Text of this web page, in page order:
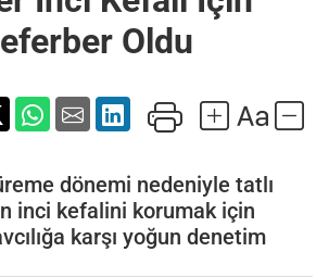
Seferber
Oldu
Oldu
dönemi nedeniyle tatlı
inci kefalini korumak için
karşı yoğun denetim